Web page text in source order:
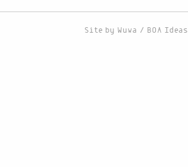
Site by Wuwa / BOA Ideas